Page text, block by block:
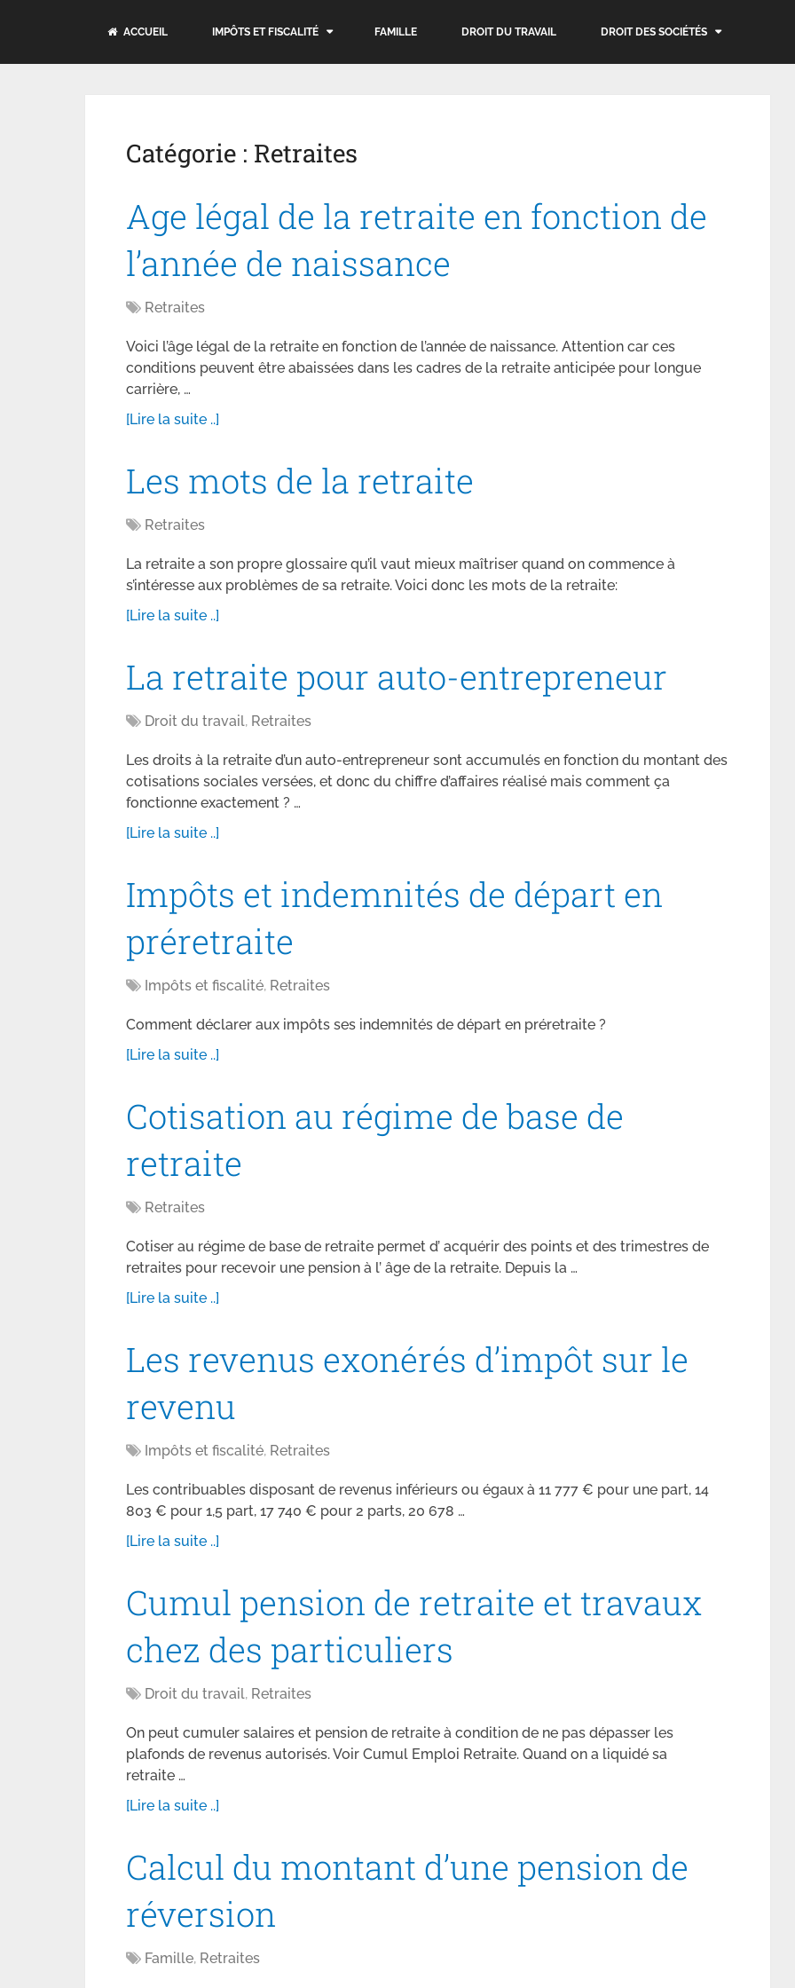
ACCUEIL IMPÔTS ET FISCALITÉ FAMILLE DROIT DU TRAVAIL DROIT DES SOCIÉTÉS
Catégorie : Retraites
Age légal de la retraite en fonction de
l’année de naissance
Retraites
Voici l’âge légal de la retraite en fonction de l’année de naissance. Attention car ces
conditions peuvent être abaissées dans les cadres de la retraite anticipée pour longue
carrière, …
[Lire la suite ..]
Les mots de la retraite
Retraites
La retraite a son propre glossaire qu’il vaut mieux maîtriser quand on commence à
s’intéresse aux problèmes de sa retraite. Voici donc les mots de la retraite:
[Lire la suite ..]
La retraite pour auto-entrepreneur
Droit du travail, Retraites
Les droits à la retraite d’un auto-entrepreneur sont accumulés en fonction du montant des
cotisations sociales versées, et donc du chiffre d’affaires réalisé mais comment ça
fonctionne exactement ? …
[Lire la suite ..]
Impôts et indemnités de départ en
préretraite
Impôts et fiscalité, Retraites
Comment déclarer aux impôts ses indemnités de départ en préretraite ?
[Lire la suite ..]
Cotisation au régime de base de
retraite
Retraites
Cotiser au régime de base de retraite permet d’ acquérir des points et des trimestres de
retraites pour recevoir une pension à l’ âge de la retraite. Depuis la …
[Lire la suite ..]
Les revenus exonérés d’impôt sur le
revenu
Impôts et fiscalité, Retraites
Les contribuables disposant de revenus inférieurs ou égaux à 11 777 € pour une part, 14
803 € pour 1,5 part, 17 740 € pour 2 parts, 20 678 …
[Lire la suite ..]
Cumul pension de retraite et travaux
chez des particuliers
Droit du travail, Retraites
On peut cumuler salaires et pension de retraite à condition de ne pas dépasser les
plafonds de revenus autorisés. Voir Cumul Emploi Retraite. Quand on a liquidé sa
retraite …
[Lire la suite ..]
Calcul du montant d’une pension de
réversion
Famille, Retraites